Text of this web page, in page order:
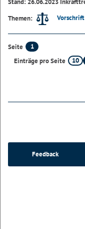
Stand: 26.06.2023
Themen:
Seite
1
Einträge pro Seite
10
Feedback